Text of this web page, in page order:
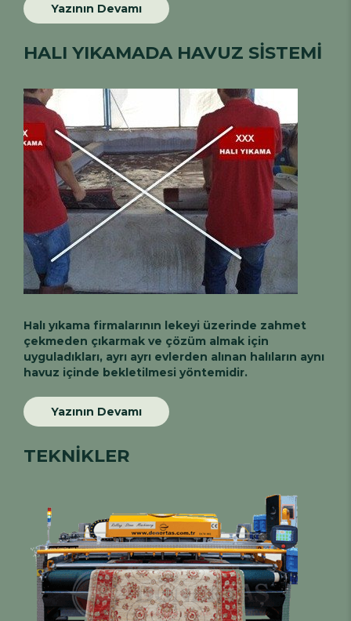
Yazının Devamı
HALI YIKAMADA HAVUZ SİSTEMİ
Halı yıkama firmalarının lekeyi üzerinde zahmet
çekmeden çıkarmak ve çözüm almak için
uyguladıkları, ayrı ayrı evlerden alınan halıların aynı
havuz içinde bekletilmesi yöntemidir.
Yazının Devamı
TEKNİKLER